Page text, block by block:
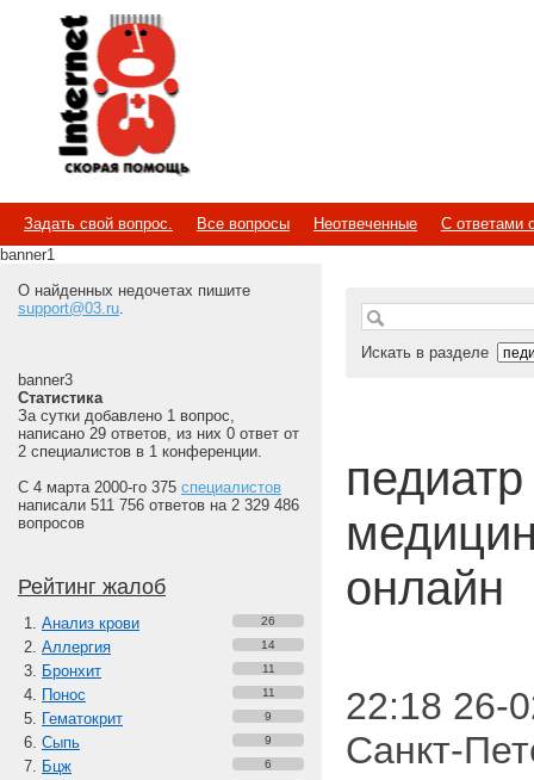
Internet
Скорая помощь
Задать свой вопрос. Все вопросы Неотвеченные
С ответами
banner1
О найденных недочетах пишите
support@03.ru.
banner3
Статистика
За сутки добавлено 1 вопрос,
написано 29 ответов, из них 0 ответ от
2 специалистов в 1 конференции.
С 4 марта 2000-го 375 специалистов
написали 511 756 ответов на 2 329 486
вопросов
Рейтинг жалоб
Анализ крови 26
Аллергия 14
Бронхит 11
Понос 11
Гематокрит 9
Сыпь 9
Бцж 6
Искать в разделе
онлайн
22:18 26-
Санкт-